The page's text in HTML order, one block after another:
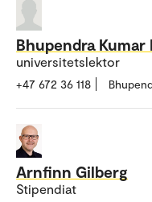
Bhupendra Kumar
universitetslektor
+47 672 36 118
Arnfinn Gilberg
Stipendiat